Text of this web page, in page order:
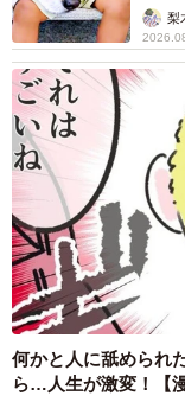
「 梨
何かと人に舐められ
ら…人生が激変！【漫